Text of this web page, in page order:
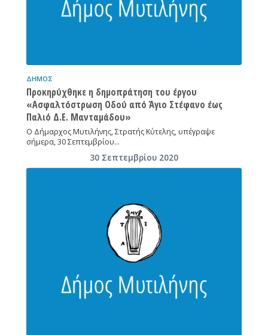
ΔΉΜΟΣ
Προκηρύχθηκε η δημοπράτηση του έργου
«Ασφαλτόστρωση Οδού από Άγιο Στέφανο έως
Παλιό Δ.Ε. Μανταμάδου»
Ο Δήμαρχος Μυτιλήνης, Στρατής Κύτελης, υπέγραψε
σήμερα, 30 Σεπτεμβρίου…
30 Σεπτεμβρίου 2020